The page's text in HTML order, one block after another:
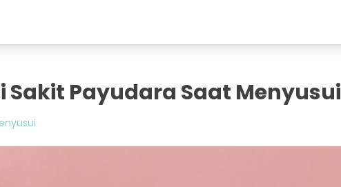
Sakit Payudara Saat Menyusui